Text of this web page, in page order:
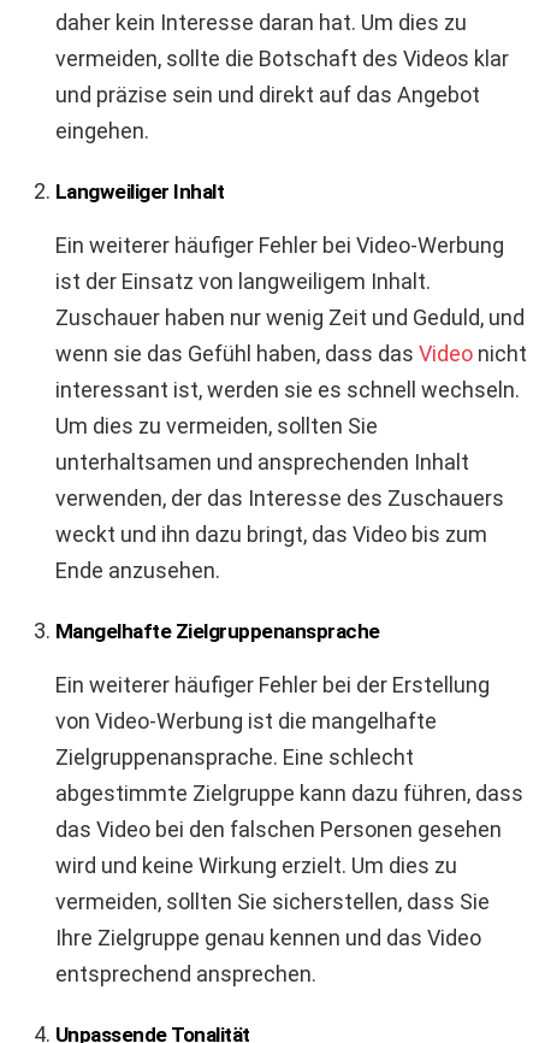
daher kein Interesse daran hat. Um dies zu
vermeiden, sollte die Botschaft des Videos klar
und präzise sein und direkt auf das Angebot
eingehen.
Langweiliger Inhalt
Ein weiterer häufiger Fehler bei Video-Werbung
ist der Einsatz von langweiligem Inhalt.
Zuschauer haben nur wenig Zeit und Geduld, und
wenn sie das Gefühl haben, dass das Video nicht
interessant ist, werden sie es schnell wechseln.
Um dies zu vermeiden, sollten Sie
unterhaltsamen und ansprechenden Inhalt
verwenden, der das Interesse des Zuschauers
weckt und ihn dazu bringt, das Video bis zum
Ende anzusehen.
Mangelhafte Zielgruppenansprache
Ein weiterer häufiger Fehler bei der Erstellung
von Video-Werbung ist die mangelhafte
Zielgruppenansprache. Eine schlecht
abgestimmte Zielgruppe kann dazu führen, dass
das Video bei den falschen Personen gesehen
wird und keine Wirkung erzielt. Um dies zu
vermeiden, sollten Sie sicherstellen, dass Sie
Ihre Zielgruppe genau kennen und das Video
entsprechend ansprechen.
Unpassende Tonalität